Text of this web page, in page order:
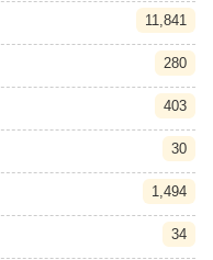
11,841
280
403
30
1,494
34